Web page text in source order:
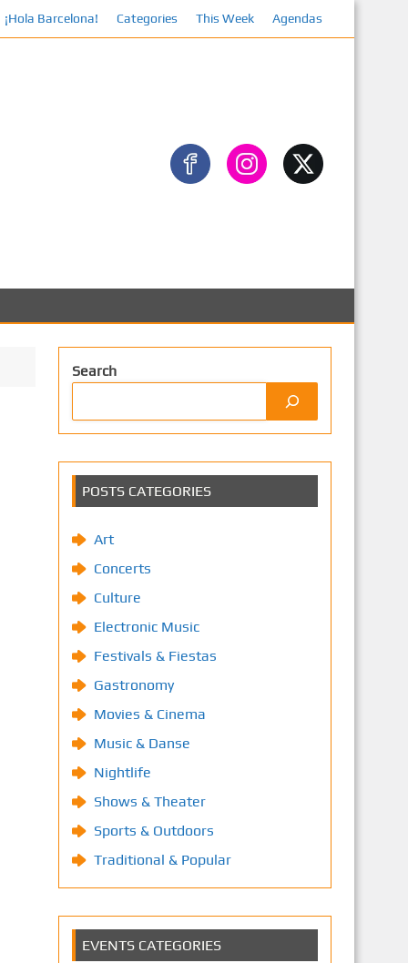
¡Hola Barcelona! Categories This Week Agendas
Search
POSTS CATEGORIES
Art
Concerts
Culture
Electronic Music
Festivals & Fiestas
Gastronomy
Movies & Cinema
Music & Danse
Nightlife
Shows & Theater
Sports & Outdoors
Traditional & Popular
EVENTS CATEGORIES